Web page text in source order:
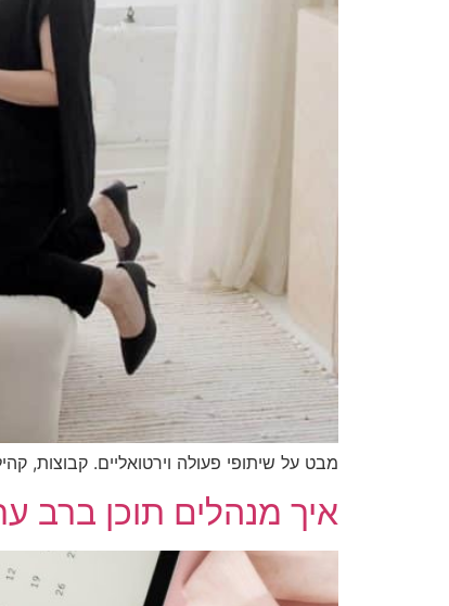
מבט על שיתופי פעולה וירטואליים. קבוצות,
איך מנהלים תוכן ברב